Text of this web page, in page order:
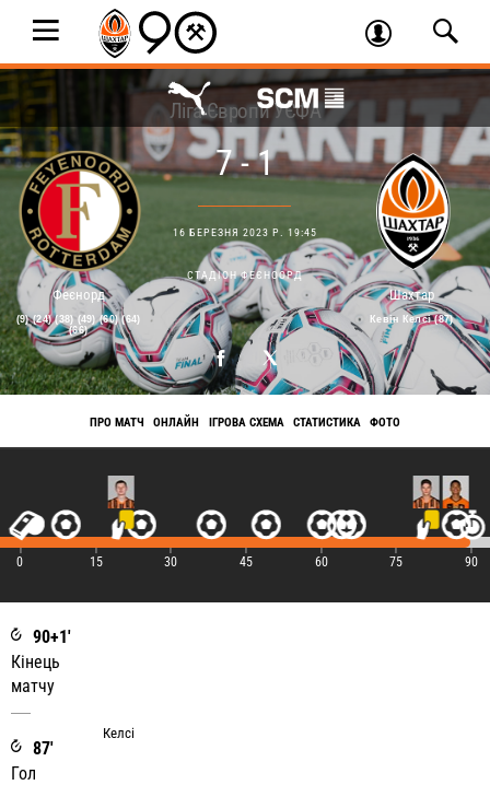
Феєнорд
(9) (24) (38) (49) (60) (64)
(66)
Ліга Європи УЄФА
7 - 1
16 БЕРЕЗНЯ 2023 Р. 19:45
СТАДІОН ФЕЄНООРД
Шахтар
Кевін Келсі (87)
ПРО МАТЧ ОНЛАЙН ІГРОВА СХЕМА СТАТИСТИКА ФОТО
|
0
|
15
|
30
|
45
|
60
|
75
|
90
90+1'
Кінець
матчу
87'
Гол
Келсі